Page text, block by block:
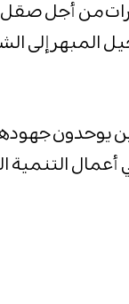
من أجل صقل
المبهر إلى
يوحدون
التنمية